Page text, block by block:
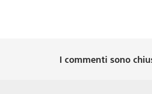
I commenti sono